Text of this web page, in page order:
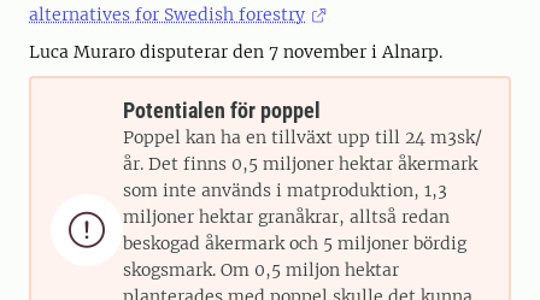
alternatives for Swedish forestry
Luca Muraro disputerar den 7 november i Alnarp.

Potentialen för poppel
Poppel kan ha en tillväxt upp till 24 m3sk/
år. Det finns 0,5 miljoner hektar åkermark
som inte används i matproduktion, 1,3
miljoner hektar granåkrar, alltså redan
beskogad åkermark och 5 miljoner bördig
skogsmark. Om 0,5 miljon hektar